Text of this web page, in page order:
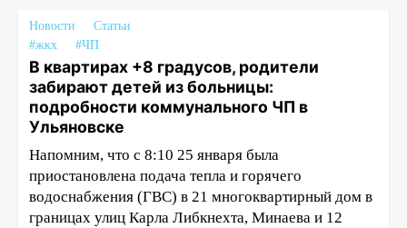
Новости
Статьи
#жкх
#ЧП
В квартирах +8 градусов, родители
забирают детей из больницы:
подробности коммунального ЧП в
Ульяновске
Напомним, что с 8:10 25 января была
приостановлена подача тепла и горячего
водоснабжения (ГВС) в 21 многоквартирный дом в
границах улиц Карла Либкнехта, Минаева и 12